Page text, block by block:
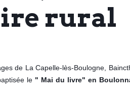
rural
de La Capelle-lès-Boulogne,
le " Mai du livre" en